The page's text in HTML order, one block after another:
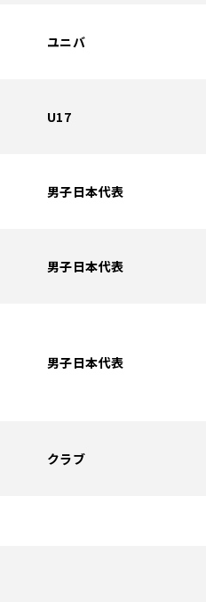
ユニバ
U17
男子日本代表
男子日本代表
男子日本代表
クラブ